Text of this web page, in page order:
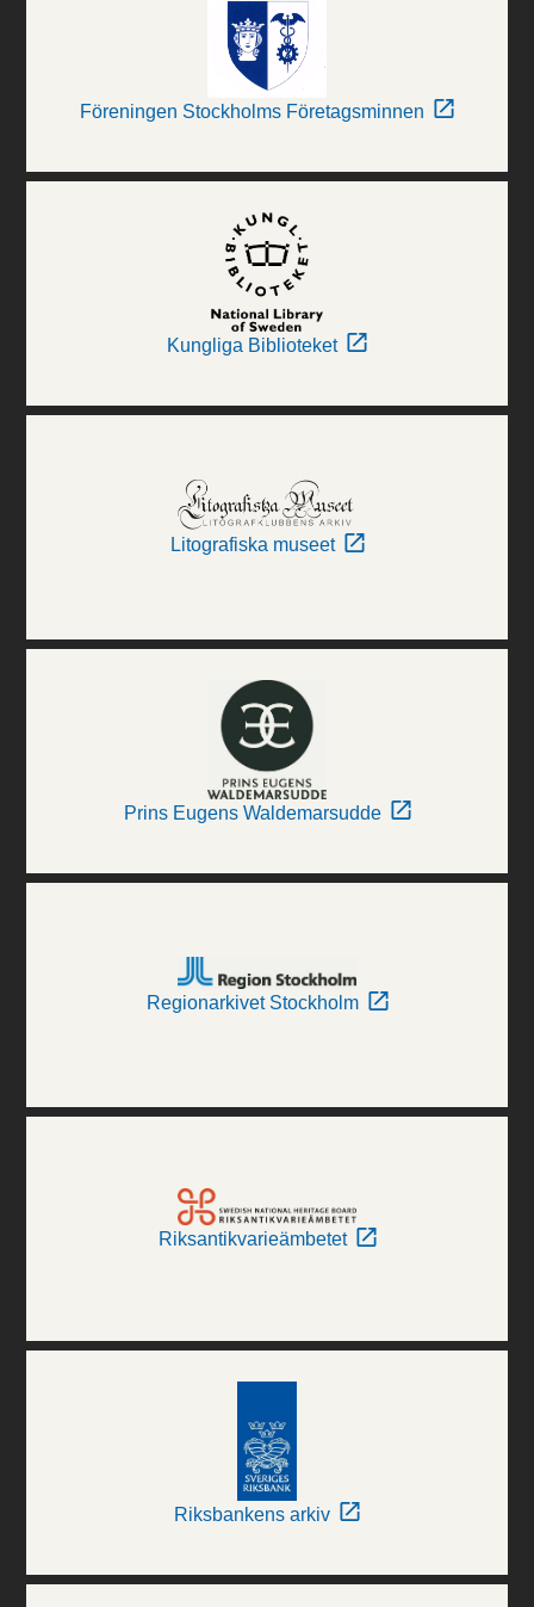
Föreningen Stockholms Företagsminnen
Kungliga Biblioteket
Litografiska museet
Prins Eugens Waldemarsudde
Regionarkivet Stockholm
Riksantikvarieämbetet
Riksbankens arkiv